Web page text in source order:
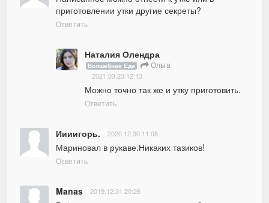
приготовлении утки другие секреты?
Ответить
Наталия Олендра
Волшебная Еда Ольга
2021.03.23 12:13
Можно точно так же и утку приготовить.
Ответить
Иииигорь. 2020.12.30 11:08
Мариновал в рукаве.Никаких тазиков!
Ответить
Manas 2019.12.31 20:26